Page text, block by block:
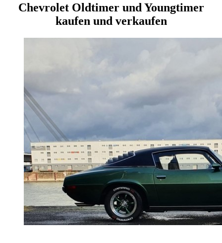
Chevrolet Oldtimer und Youngtimer
kaufen und verkaufen